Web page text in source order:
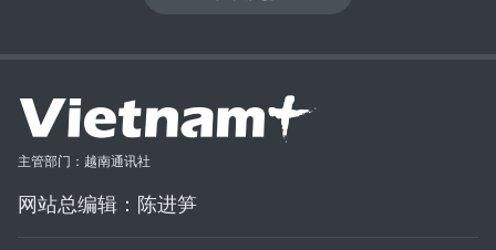
主管部门：越南通讯社
网站总编辑：陈进笋